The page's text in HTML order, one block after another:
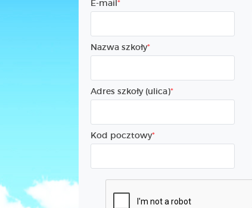
E-mail
Nazwa szkoły
Adres szkoły (ulica)
Kod pocztowy